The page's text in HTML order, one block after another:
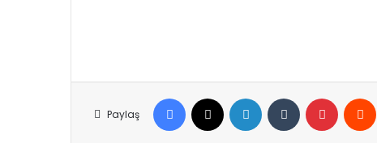
Paylaş
Facebook LinkedIn Tumblr Pinterest